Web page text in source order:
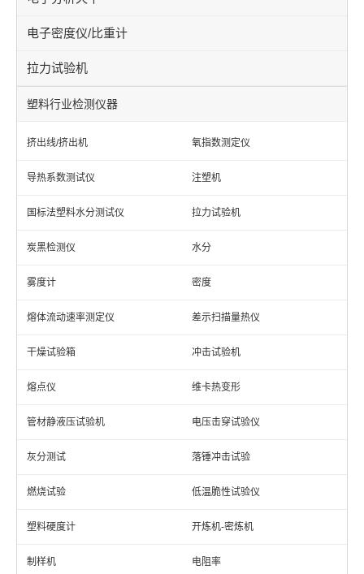
电子密度仪/比重计
拉力试验机
塑料行业检测仪器
挤出线/挤出机 氧指数测定仪
导热系数测试仪 注塑机
国标法塑料水分测试仪 拉力试验机
炭黑检测仪 水分
雾度计 密度
熔体流动速率测定仪 差示扫描量热仪
干燥试验箱 冲击试验机
熔点仪 维卡热变形
管材静液压试验机 电压击穿试验仪
灰分测试 落锤冲击试验
燃烧试验 低温脆性试验仪
塑料硬度计 开炼机-密炼机
制样机 电阻率